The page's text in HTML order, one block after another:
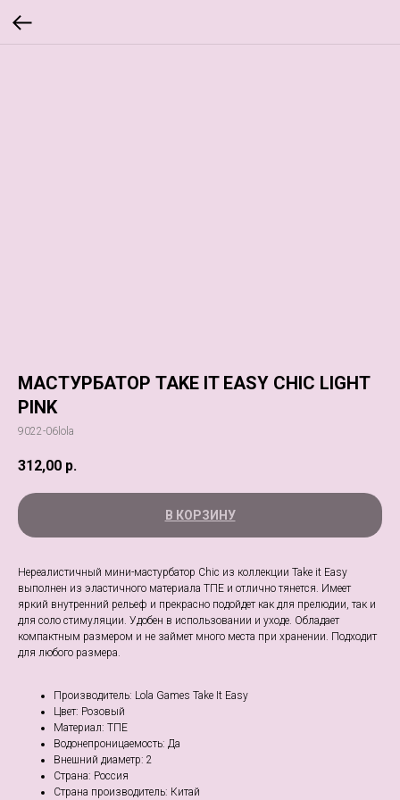
МАСТУРБАТОР TAKE IT EASY CHIC LIGHT
PINK
9022-06lola
312,00 р.
В КОРЗИНУ
Нереалистичный мини-мастурбатор Chic из коллекции Take it Easy
выполнен из эластичного материала ТПЕ и отлично тянется. Имеет
яркий внутренний рельеф и прекрасно подойдет как для прелюдии, так и
для соло стимуляции. Удобен в использовании и уходе. Обладает
компактным размером и не займет много места при хранении. Подходит
для любого размера.
Производитель: Lola Games Take It Easy
Цвет: Розовый
Материал: ТПЕ
Водонепроницаемость: Да
Внешний диаметр: 2
Страна: Россия
Страна производитель: Китай